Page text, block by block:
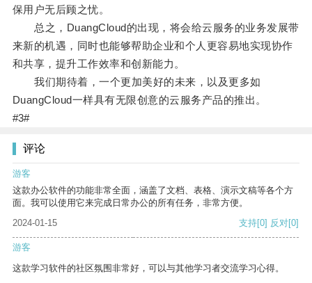
保用户无后顾之忧。
总之，DuangCloud的出现，将会给云服务的业务发展带
来新的机遇，同时也能够帮助企业和个人更容易地实现协作
和共享，提升工作效率和创新能力。
我们期待着，一个更加美好的未来，以及更多如
DuangCloud一样具有无限创意的云服务产品的推出。
#3#
评论
游客
这款办公软件的功能非常全面，涵盖了文档、表格、演示文稿等各个方
面。我可以使用它来完成日常办公的所有任务，非常方便。
2024-01-15
支持[0] 反对[0]
游客
这款学习软件的社区氛围非常好，可以与其他学习者交流学习心得。